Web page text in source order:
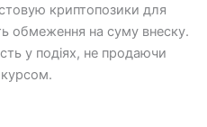
криптопозики для
обмеження на суму внеску.
у подіях, не продаючи
курсом.